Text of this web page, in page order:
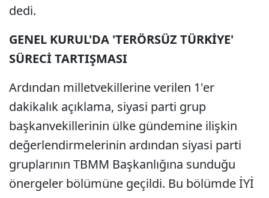
dedi.
GENEL KURUL'DA 'TERÖRSÜZ TÜRKİYE'
SÜRECİ TARTIŞMASI
Ardından milletvekillerine verilen 1'er
dakikalık açıklama, siyasi parti grup
başkanvekillerinin ülke gündemine ilişkin
değerlendirmelerinin ardından siyasi parti
gruplarının TBMM Başkanlığına sunduğu
önergeler bölümüne geçildi. Bu bölümde İYİ